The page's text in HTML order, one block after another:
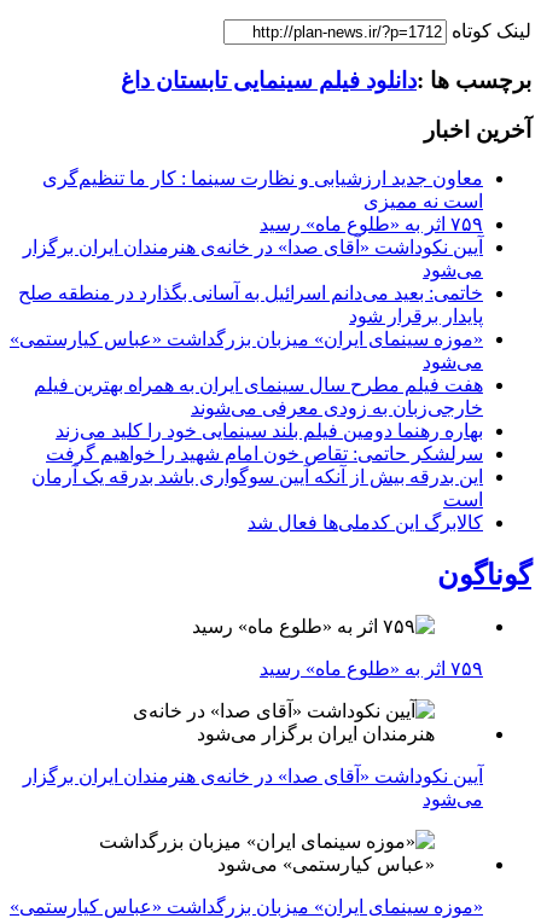
لینک کوتاه
برچسب ها :دانلود فیلم سینمایی تابستان داغ
آخرین اخبار
معاون جدید ارزشیابی و نظارت سینما : کار ما تنظیم‌گری
است نه ممیزی
۷۵۹ اثر به «طلوع ماه» رسید
آیین نکوداشت «آقای صدا» در خانه‌ی هنرمندان ایران برگزار
می‌شود
خاتمی: بعید می‌دانم اسرائیل به آسانی بگذارد در منطقه صلح
پایدار برقرار شود
«موزه سینمای ایران» میزبان بزرگداشت «عباس کیارستمی»
می‌شود
هفت فیلم مطرح سال سینمای ایران به همراه بهترین فیلم
خارجی‌زبان به زودی معرفی می‌شوند
بهاره رهنما دومین فیلم بلند سینمایی خود را کلید می‌زند
سرلشکر حاتمی: تقاص خون امام شهید را خواهیم گرفت
این بدرقه بیش از آنکه آیین سوگواری باشد بدرقه یک آرمان
است
کالابرگ این کدملی‌ها فعال شد
گوناگون
۷۵۹ اثر به «طلوع ماه» رسید
آیین نکوداشت «آقای صدا» در خانه‌ی هنرمندان ایران برگزار
می‌شود
«موزه سینمای ایران» میزبان بزرگداشت «عباس کیارستمی»